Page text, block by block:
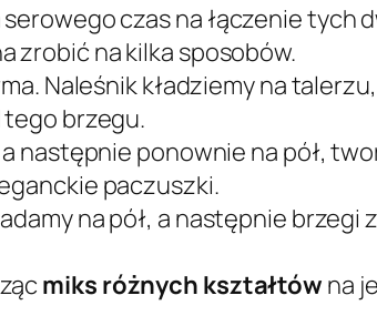
czas na łączenie tych
zrobić na kilka sposobów.
Naleśnik kładziemy na
brzegu.
a następnie ponownie na pół,
paczuszki.
na pół, a następnie
miks różnych kształtów na